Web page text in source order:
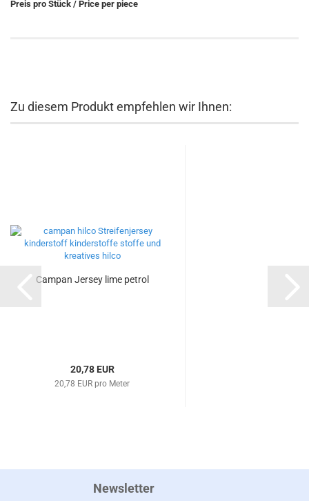
Preis pro Stück / Price per piece
Zu diesem Produkt empfehlen wir Ihnen:
Campan Jersey lime petrol
20,78 EUR
20,78 EUR pro Meter
Newsletter